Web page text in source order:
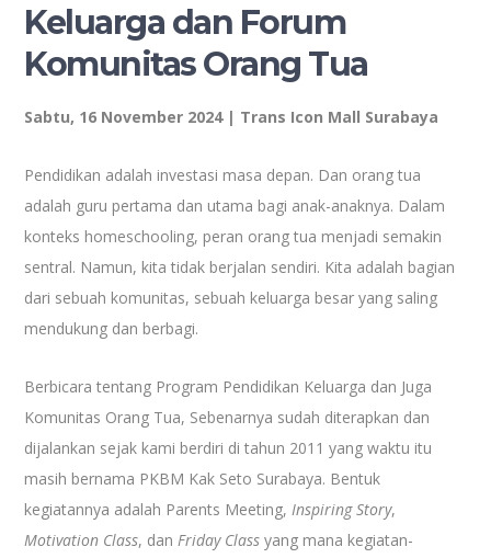
Keluarga dan Forum
Komunitas Orang Tua
Sabtu, 16 November 2024 | Trans Icon Mall Surabaya
Pendidikan adalah investasi masa depan. Dan orang tua
adalah guru pertama dan utama bagi anak-anaknya. Dalam
konteks homeschooling, peran orang tua menjadi semakin
sentral. Namun, kita tidak berjalan sendiri. Kita adalah bagian
dari sebuah komunitas, sebuah keluarga besar yang saling
mendukung dan berbagi.
Berbicara tentang Program Pendidikan Keluarga dan Juga
Komunitas Orang Tua, Sebenarnya sudah diterapkan dan
dijalankan sejak kami berdiri di tahun 2011 yang waktu itu
masih bernama PKBM Kak Seto Surabaya. Bentuk
kegiatannya adalah Parents Meeting,Inspiring Story,
Motivation Class, danFriday Classyang mana kegiatan-